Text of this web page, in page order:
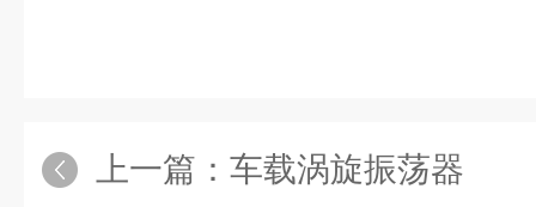
上一篇： 车载涡旋振荡器